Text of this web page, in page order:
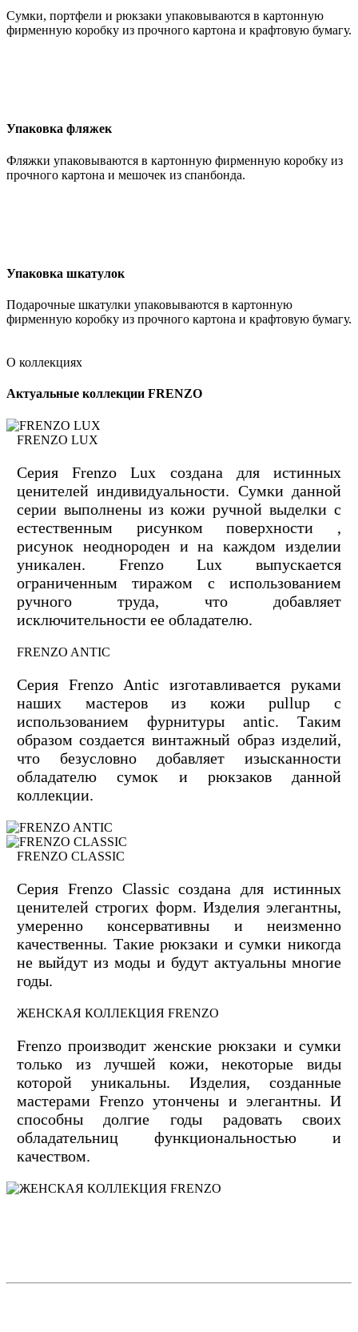
Сумки, портфели и рюкзаки упаковываются в картонную
фирменную коробку из прочного картона и крафтовую бумагу.
Упаковка фляжек
Фляжки упаковываются в картонную фирменную коробку из
прочного картона и мешочек из спанбонда.
Упаковка шкатулок
Подарочные шкатулки упаковываются в картонную
фирменную коробку из прочного картона и крафтовую бумагу.
О коллекциях
Актуальные коллекции FRENZO
FRENZO LUX
Серия Frenzo Lux создана для истинных
ценителей индивидуальности. Сумки данной
серии выполнены из кожи ручной выделки с
естественным рисунком поверхности ,
рисунок неоднороден и на каждом изделии
уникален. Frenzo Lux выпускается
ограниченным тиражом с использованием
ручного труда, что добавляет
исключительности ее обладателю.
FRENZO ANTIC
Серия Frenzo Antic изготавливается руками
наших мастеров из кожи pullup с
использованием фурнитуры antic. Таким
образом создается винтажный образ изделий,
что безусловно добавляет изысканности
обладателю сумок и рюкзаков данной
коллекции.
FRENZO CLASSIC
Серия Frenzo Сlassic создана для истинных
ценителей строгих форм. Изделия элегантны,
умеренно консервативны и неизменно
качественны. Такие рюкзаки и сумки никогда
не выйдут из моды и будут актуальны многие
годы.
ЖЕНСКАЯ КОЛЛЕКЦИЯ FRENZO
Frenzo производит женские рюкзаки и сумки
только из лучшей кожи, некоторые виды
которой уникальны. Изделия, созданные
мастерами Frenzo утончены и элегантны. И
способны долгие годы радовать своих
обладательниц функциональностью и
качеством.